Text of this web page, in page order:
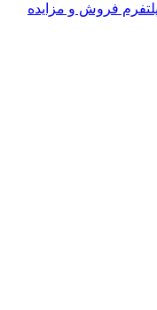
پلتفرم فروش و مزایده